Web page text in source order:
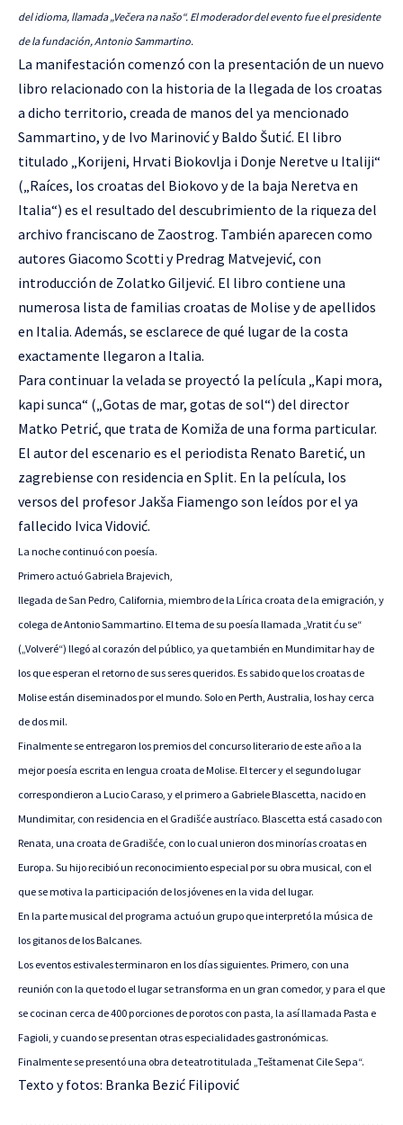
del idioma, llamada „Večera na našo“. El moderador del evento fue el presidente
de la fundación, Antonio Sammartino.
La manifestación comenzó con la presentación de un nuevo
libro relacionado con la historia de la llegada de los croatas
a dicho territorio, creada de manos del ya mencionado
Sammartino, y de Ivo Marinović y Baldo Šutić. El libro
titulado „Korijeni, Hrvati Biokovlja i Donje Neretve u Italiji“
(„Raíces, los croatas del Biokovo y de la baja Neretva en
Italia“) es el resultado del descubrimiento de la riqueza del
archivo franciscano de Zaostrog. También aparecen como
autores Giacomo Scotti y Predrag Matvejević, con
introducción de Zolatko Giljević. El libro contiene una
numerosa lista de familias croatas de Molise y de apellidos
en Italia. Además, se esclarece de qué lugar de la costa
exactamente llegaron a Italia.
Para continuar la velada se proyectó la película „Kapi mora,
kapi sunca“ („Gotas de mar, gotas de sol“) del director
Matko Petrić, que trata de Komiža de una forma particular.
El autor del escenario es el periodista Renato Baretić, un
zagrebiense con residencia en Split. En la película, los
versos del profesor Jakša Fiamengo son leídos por el ya
fallecido Ivica Vidović.
La noche continuó con poesía.
Primero actuó Gabriela Brajevich,
llegada de San Pedro, California, miembro de la Lírica croata de la emigración, y
colega de Antonio Sammartino. El tema de su poesía llamada „Vratit ću se“
(„Volveré“) llegó al corazón del público, ya que también en Mundimitar hay de
los que esperan el retorno de sus seres queridos. Es sabido que los croatas de
Molise están diseminados por el mundo. Solo en Perth, Australia, los hay cerca
de dos mil.
Finalmente se entregaron los premios del concurso literario de este año a la
mejor poesía escrita en lengua croata de Molise. El tercer y el segundo lugar
correspondieron a Lucio Caraso, y el primero a Gabriele Blascetta, nacido en
Mundimitar, con residencia en el Gradišće austríaco. Blascetta está casado con
Renata, una croata de Gradišće, con lo cual unieron dos minorías croatas en
Europa. Su hijo recibió un reconocimiento especial por su obra musical, con el
que se motiva la participación de los jóvenes en la vida del lugar.
En la parte musical del programa actuó un grupo que interpretó la música de
los gitanos de los Balcanes.
Los eventos estivales terminaron en los días siguientes. Primero, con una
reunión con la que todo el lugar se transforma en un gran comedor, y para el que
se cocinan cerca de 400 porciones de porotos con pasta, la así llamada Pasta e
Fagioli, y cuando se presentan otras especialidades gastronómicas.
Finalmente se presentó una obra de teatro titulada „Teštamenat Cile Sepa“.
Texto y fotos: Branka Bezić Filipović